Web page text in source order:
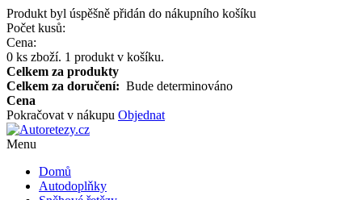
Produkt byl úspěšně přidán do nákupního košíku
Počet kusů:
Cena:
0 ks zboží. 1 produkt v košíku.
Celkem za produkty
Celkem za doručení: Bude determinováno
Cena
Pokračovat v nákupu Objednat
Menu
Domů
Autodoplňky